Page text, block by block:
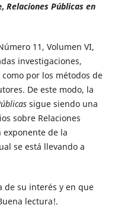
Relaciones Públicas en
11, Volumen VI,
investigaciones,
por los métodos de
De este modo, la
sigue siendo una
sobre Relaciones
exponente de la
se está llevando a
de su interés y en que
lectura!.